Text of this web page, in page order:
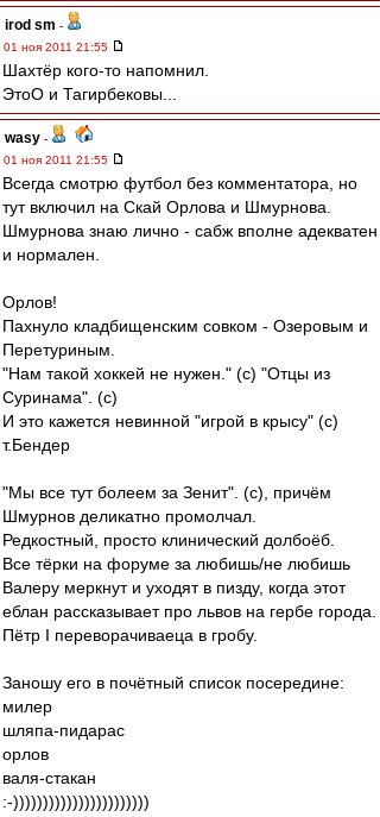
irod sm -
01 ноя 2011 21:55
Шахтёр кого-то напомнил.
ЭтоО и Тагирбековы...
wasy -
01 ноя 2011 21:55
Всегда смотрю футбол без комментатора, но
тут включил на Скай Орлова и Шмурнова.
Шмурнова знаю лично - сабж вполне адекватен
и нормален.
Орлов!
Пахнуло кладбищенским совком - Озеровым и
Перетуриным.
"Нам такой хоккей не нужен." (с) "Отцы из
Суринама". (с)
И это кажется невинной "игрой в крысу" (с)
т.Бендер
"Мы все тут болеем за Зенит". (с), причём
Шмурнов деликатно промолчал.
Редкостный, просто клинический долбоёб.
Все тёрки на форуме за любишь/не любишь
Валеру меркнут и уходят в пизду, когда этот
еблан рассказывает про львов на гербе города.
Пётр I переворачиваеца в гробу.
Заношу его в почётный список посередине:
милер
шляпа-пидарас
орлов
валя-стакан
:-)))))))))))))))))))))))